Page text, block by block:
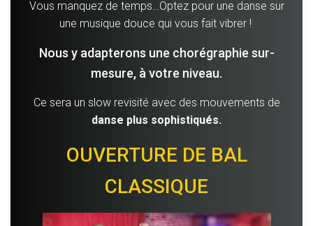
Vous manquez de temps…Optez pour une danse sur
une musique douce qui vous fait vibrer !
Nous y adapterons une chorégraphie sur-
mesure, à votre niveau.
Ce sera un slow revisité avec des mouvements de
danse plus sophistiqués.
OUVERTURE DE BAL
CLASSIQUE